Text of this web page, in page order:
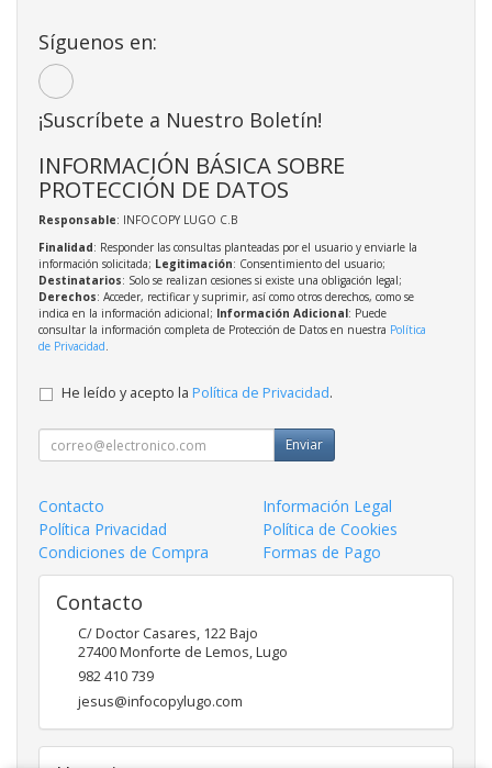
Síguenos en:
¡Suscríbete a Nuestro Boletín!
INFORMACIÓN BÁSICA SOBRE
PROTECCIÓN DE DATOS
Responsable: INFOCOPY LUGO C.B
Finalidad: Responder las consultas planteadas por el usuario y enviarle la
información solicitada; Legitimación: Consentimiento del usuario;
Destinatarios: Solo se realizan cesiones si existe una obligación legal;
Derechos: Acceder, rectificar y suprimir, así como otros derechos, como se
indica en la información adicional; Información Adicional: Puede
consultar la información completa de Protección de Datos en nuestra Política
de Privacidad.
He leído y acepto la Política de Privacidad.
Enviar
Contacto
Información Legal
Política Privacidad
Política de Cookies
Condiciones de Compra
Formas de Pago
Contacto
C/ Doctor Casares, 122 Bajo
27400Monforte de Lemos,Lugo
982 410 739
jesus@infocopylugo.com